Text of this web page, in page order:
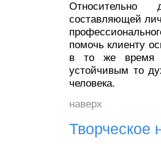
Относительно
составляющей
помочь клиенту
в то же время
устойчивым то
человека.
наверх
Творческое